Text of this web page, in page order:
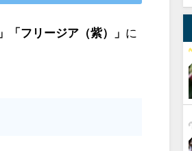
「フリージア（紫）」 に